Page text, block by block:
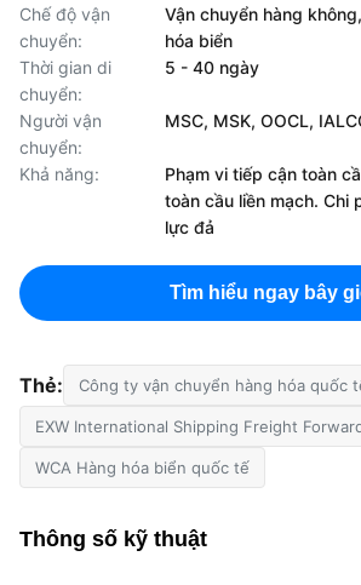
Chế độ vận
chuyển:
Vận chuyển hàng
hóa biển
Thời gian di
chuyển:
5 - 40 ngày
Người vận
chuyển:
MSC, MSK, OOCL,
Khả năng:
Phạm vi tiếp cận toàn
toàn cầu liền mạch. Chi
lực đả
Tìm hiểu ngay bây
Thẻ: Công ty vận chuyển hàng hóa quốc
EXW International Shipping Freight
WCA Hàng hóa biển quốc tế
Thông số kỹ thuật